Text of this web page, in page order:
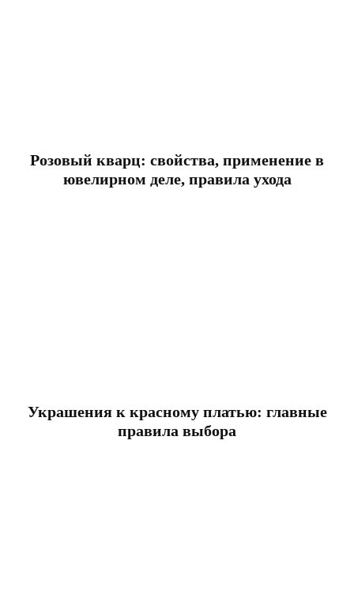
Розовый кварц: свойства, применение в
ювелирном деле, правила ухода
Украшения к красному платью: главные
правила выбора